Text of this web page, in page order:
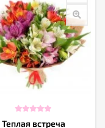
Теплая встреча